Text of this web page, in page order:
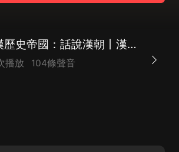
大漢歷史帝國：話說漢朝丨漢朝有意思 劉邦
播放 104條聲音